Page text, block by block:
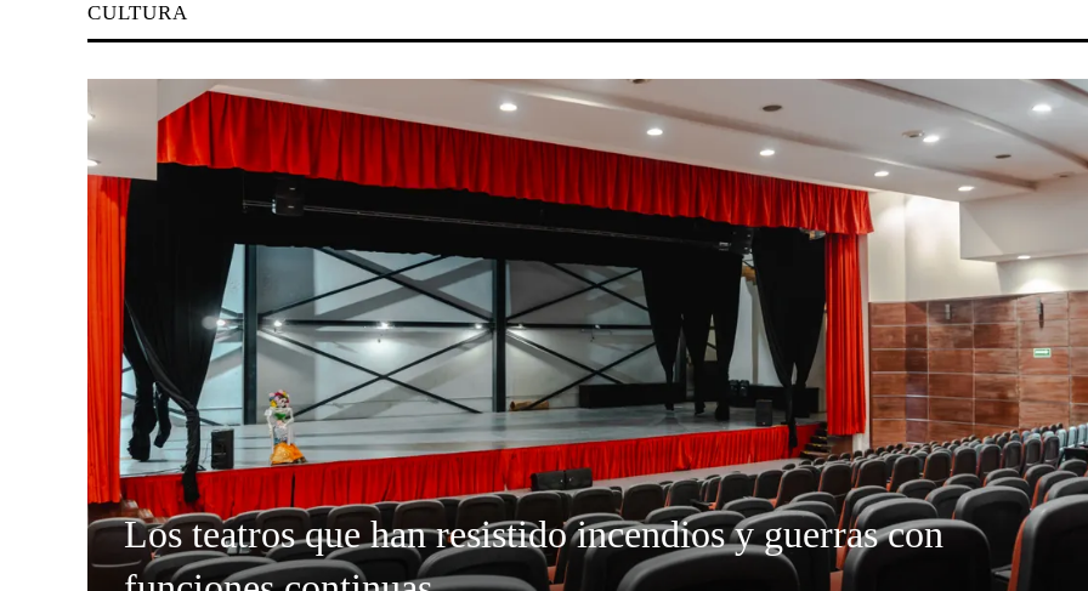
CULTURA
Los teatros que han resistido incendios y guerras con